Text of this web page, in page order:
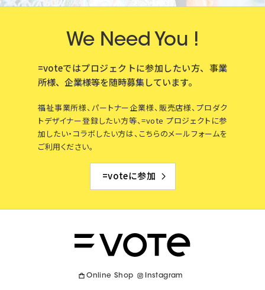
We Need You !
=voteではプロジェクトに参加したい方、事業
所様、企業様等を随時募集しています。
福祉事業所様、パートナー企業様、販売店様、プロダク
トデザイナー登録したい方等、=vote プロジェクトに参
加したい・コラボしたい方は、こちらのメールフォームを
ご利用ください。
=voteに参加
Online Shop Instagram